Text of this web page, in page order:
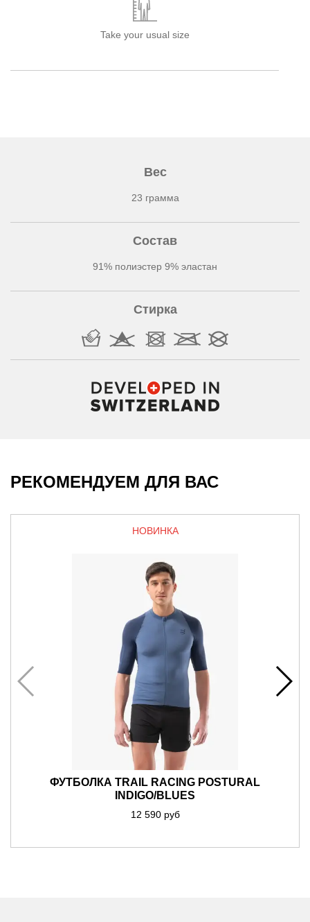
Take your usual size
Вес
23 грамма
Состав
91% полиэстер 9% эластан
Стирка
РЕКОМЕНДУЕМ ДЛЯ ВАС
ФУТБОЛКА TRAIL RACING POSTURAL
INDIGO/BLUES
12 590 руб
НОВИНКА